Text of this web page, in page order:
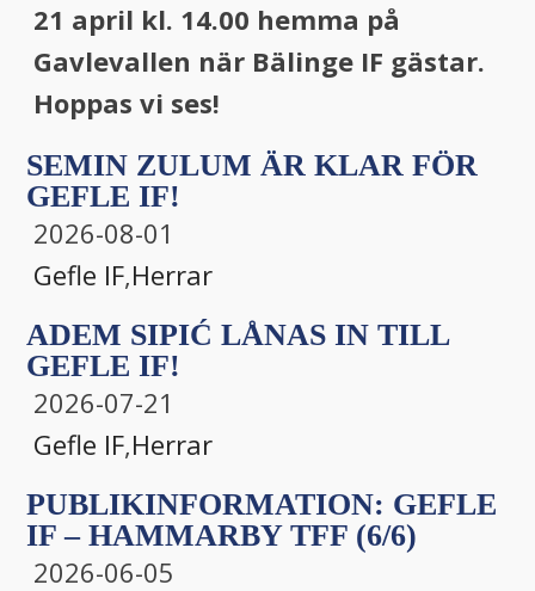
21 april kl. 14.00 hemma på
Gavlevallen när Bälinge IF gästar.
Hoppas vi ses!
SEMIN ZULUM ÄR KLAR FÖR
GEFLE IF!
2026-08-01
Gefle IF,Herrar
ADEM SIPIĆ LÅNAS IN TILL
GEFLE IF!
2026-07-21
Gefle IF,Herrar
PUBLIKINFORMATION: GEFLE
IF – HAMMARBY TFF (6/6)
2026-06-05